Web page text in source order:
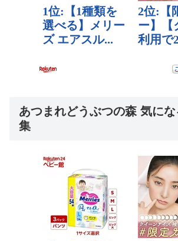
あつまれどうぶつの森 気にな
集